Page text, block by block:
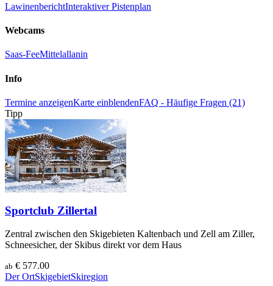
LawinenberichtInteraktiver Pistenplan
Webcams
Saas-FeeMittelallanin
Info
Termine anzeigenKarte einblendenFAQ - Häufige Fragen (21)
Tipp
Sportclub Zillertal
Zentral zwischen den Skigebieten Kaltenbach und Zell am Ziller,
Schneesicher, der Skibus direkt vor dem Haus
ab € 577.00
Der OrtSkigebietSkiregion